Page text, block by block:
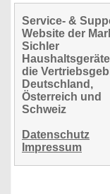
Service- &
Website der
Sichler
die
Deutschland,
Österreich und
Schweiz
Datenschutz
Impressum